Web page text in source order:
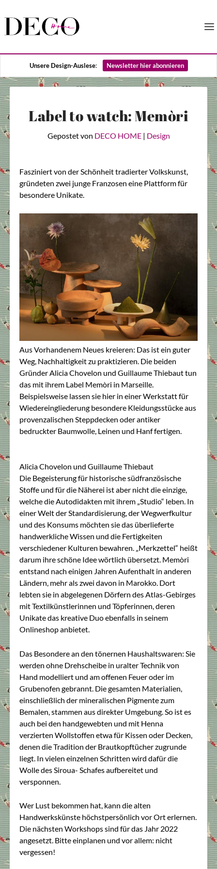
Unsere Design-Auslese: Newsletter hier abonnieren
Label to watch: Memòri
Gepostet von DECO HOME| Design
Fasziniert von der Schönheit tradierter Volkskunst,
gründeten zwei junge Franzosen eine Plattform für
besondere Unikate.
Aus Vorhandenem Neues kreieren: Das ist ein guter
Weg, Nachhaltigkeit zu praktizieren. Die beiden
Gründer Alicia Chovelon und Guillaume Thiebaut tun
das mit ihrem Label Memòri in Marseille.
Beispielsweise lassen sie hier in einer Werkstatt für
Wiedereingliederung besondere Kleidungsstücke aus
provenzalischen Steppdecken oder antiker
bedruckter Baumwolle, Leinen und Hanf fertigen.
Alicia Chovelon und Guillaume Thiebaut
Die Begeisterung für historische südfranzösische
Stoffe und für die Näherei ist aber nicht die einzige,
welche die Autodidakten mit ihrem „Studio“ leben. In
einer Welt der Standardisierung, der Wegwerfkultur
und des Konsums möchten sie das überlieferte
handwerkliche Wissen und die Fertigkeiten
verschiedener Kulturen bewahren. „Merkzettel“ heißt
darum ihre schöne Idee wörtlich übersetzt. Memòri
entstand nach einigen Jahren Aufenthalt in anderen
Ländern, mehr als zwei davon in Marokko. Dort
lebten sie in abgelegenen Dörfern des Atlas-Gebirges
mit Textilkünstlerinnen und Töpferinnen, deren
Unikate das kreative Duo ebenfalls in seinem
Onlineshop anbietet.
Das Besondere an den tönernen Haushaltswaren: Sie
werden ohne Drehscheibe in uralter Technik von
Hand modelliert und am offenen Feuer oder im
Grubenofen gebrannt. Die gesamten Materialien,
einschließlich der mineralischen Pigmente zum
Bemalen, stammen aus direkter Umgebung. So ist es
auch bei den handgewebten und mit Henna
verzierten Wollstoffen etwa für Kissen oder Decken,
denen die Tradition der Brautkopftücher zugrunde
liegt. In vielen einzelnen Schritten wird dafür die
Wolle des Siroua- Schafes aufbereitet und
versponnen.
Wer Lust bekommen hat, kann die alten
Handwerkskünste höchstpersönlich vor Ort erlernen.
Die nächsten Workshops sind für das Jahr 2022
angesetzt. Bitte einplanen und vor allem: nicht
vergessen!